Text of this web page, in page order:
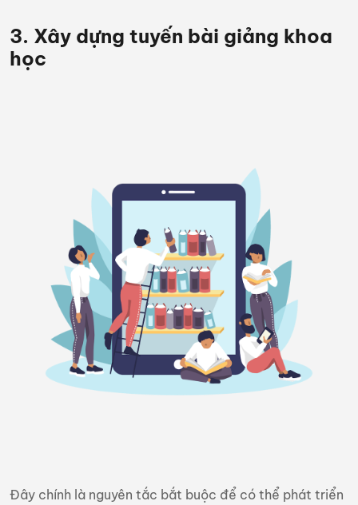
3. Xây dựng tuyến bài giảng khoa
học
Đây chính là nguyên tắc bắt buộc để có thể phát triển